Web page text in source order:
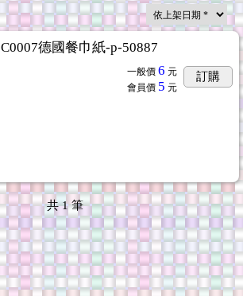
C0007德國餐巾紙-p-50887
一般價 6 元
會員價 5 元
訂購
共1筆